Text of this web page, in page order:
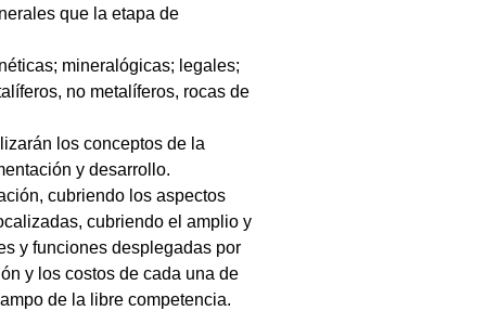
que la etapa de
mineralógicas; legales;
no metalíferos, rocas de
los conceptos de la
y desarrollo.
cubriendo los aspectos
cubriendo el amplio y
y funciones desplegadas por
y los costos de cada una de
de la libre competencia.